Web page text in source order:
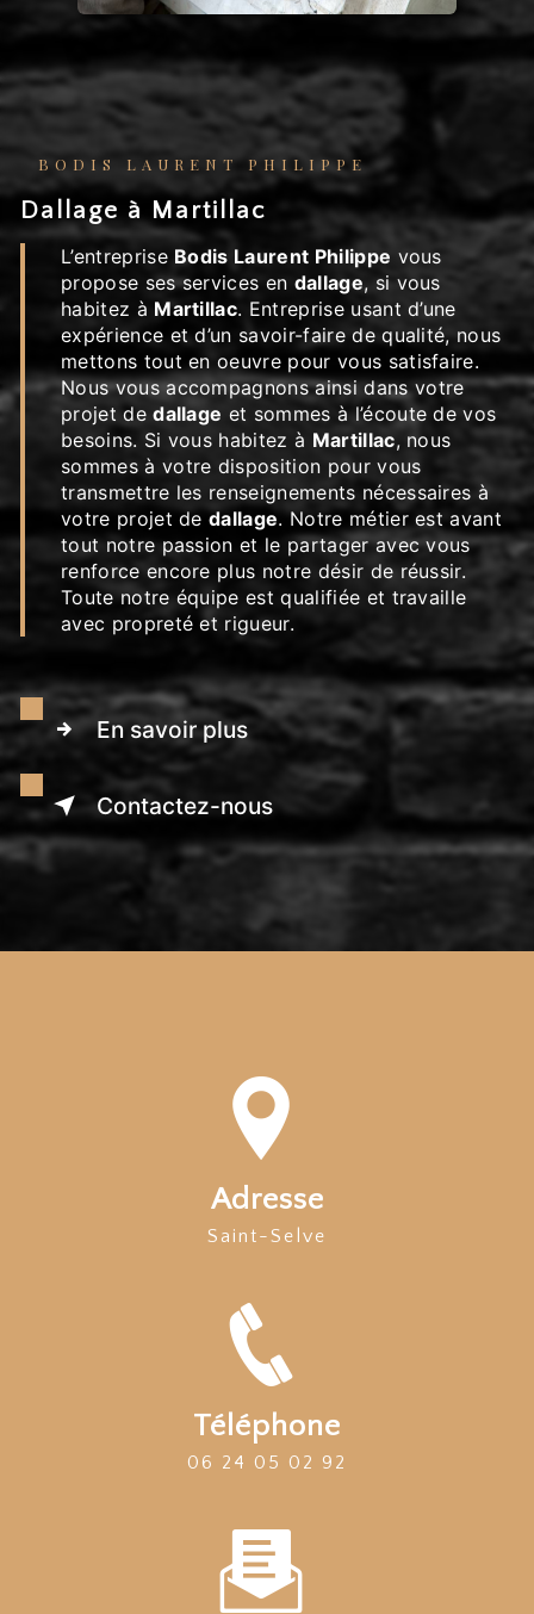
BODIS LAURENT PHILIPPE
dallage à Martillac
L’entreprise Bodis Laurent Philippe vous
propose ses services en dallage, si vous
habitez à Martillac. Entreprise usant d’une
expérience et d’un savoir-faire de qualité, nous
mettons tout en oeuvre pour vous satisfaire.
Nous vous accompagnons ainsi dans votre
projet dedallage et sommes à l’écoute de vos
besoins. Si vous habitez à Martillac, nous
sommes à votre disposition pour vous
transmettre les renseignements nécessaires à
votre projet dedallage. Notre métier est avant
tout notre passion et le partager avec vous
renforce encore plus notre désir de réussir.
Toute notre équipe est qualifiée et travaille
avec propreté et rigueur.
En savoir plus
Contactez-nous
Adresse
Saint-Selve
Téléphone
06 24 05 02 92